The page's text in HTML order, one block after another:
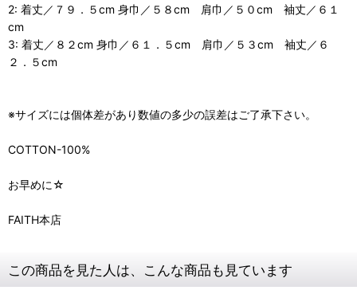
2: 着丈／７９．５cm 身巾／５８cm 肩巾／５０cm 袖丈／６１
cm
3: 着丈／８２cm 身巾／６１．５cm 肩巾／５３cm 袖丈／６
２．５cm
※サイズには個体差があり数値の多少の誤差はご了承下さい。
COTTON-100%
お早めに☆
FAITH本店
この商品を見た人は、こんな商品も見ています